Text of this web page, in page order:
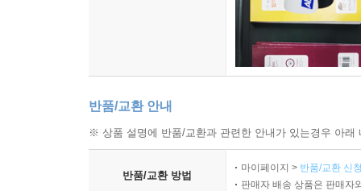
반품/교환 안내
※ 상품 설명에 반품/교환과 관련한 안내가 있는경우 아
반품/교환 방법
마이페이지 > 반품/교환 신
판매자 배송 상품은 판매자